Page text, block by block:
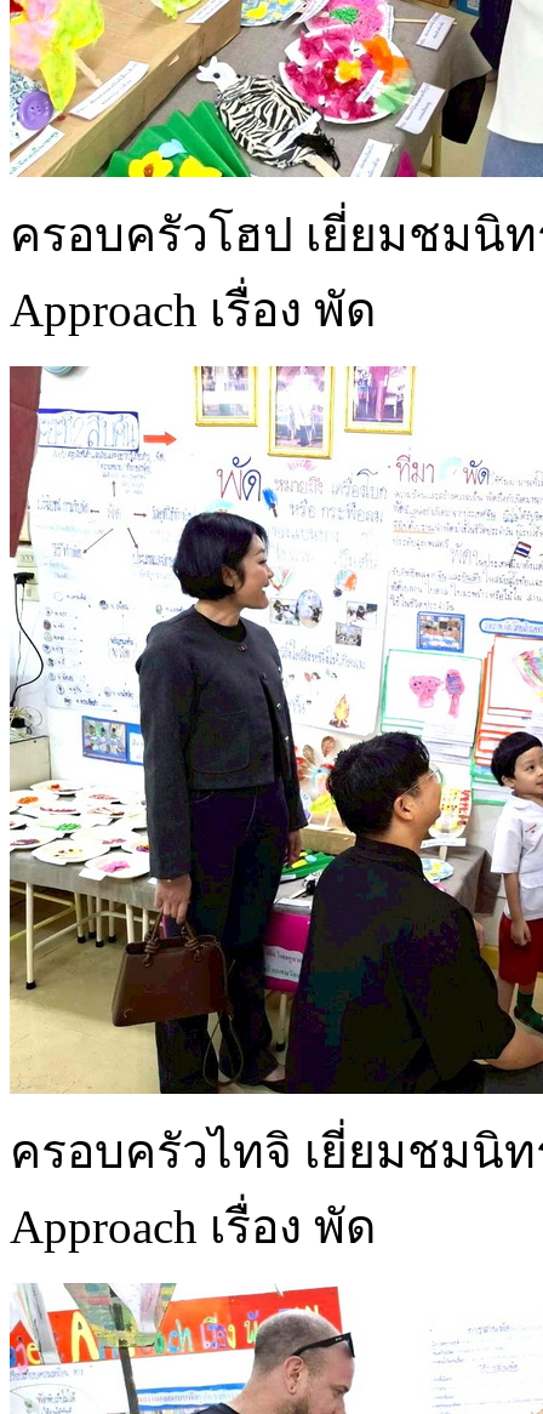
ครอบครัวโฮป เยี่ยมชมนิท
Approach เรื่อง พัด
ครอบครัวไทจิ เยี่ยมชมนิท
Approach เรื่อง พัด